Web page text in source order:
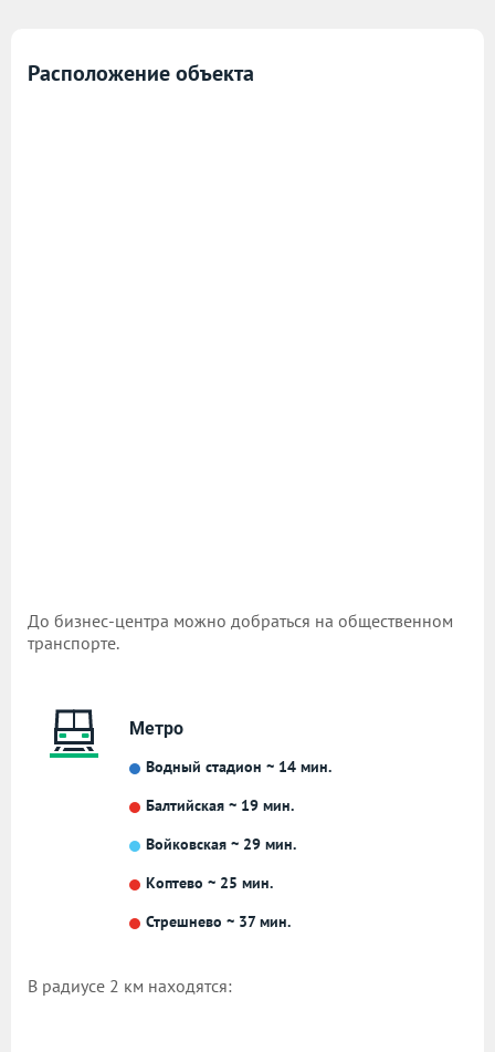
Расположение объекта
До бизнес-центра можно добраться на общественном
транспорте.
Метро
Водный стадион ~ 14 мин.
Балтийская ~ 19 мин.
Войковская ~ 29 мин.
Коптево ~ 25 мин.
Стрешнево ~ 37 мин.
В радиусе 2 км находятся: